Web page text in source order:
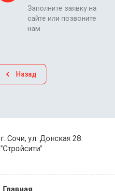
Заполните заявку на
сайте или позвоните
нам
Назад
г. Сочи, ул. Донская 28.
"Стройсити"